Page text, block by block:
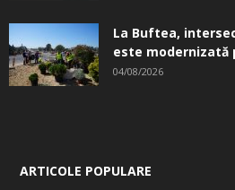
La Buftea,
este modernizată
04/08/2026
ARTICOLE POPULARE